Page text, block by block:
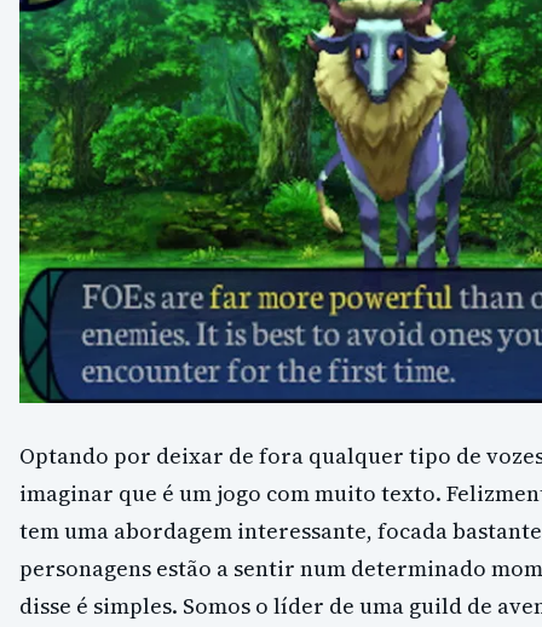
Optando por deixar de fora qualquer tipo de
imaginar que é um jogo com muito texto.
tem uma abordagem interessante, focada
personagens estão a sentir num determinado
disse é simples. Somos o líder de uma guild de